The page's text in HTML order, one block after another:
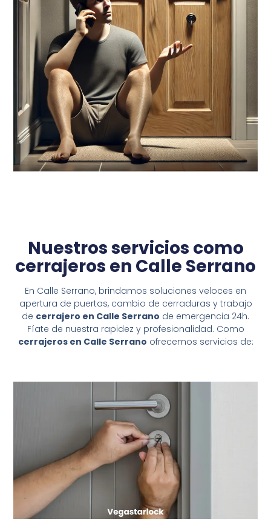
Nuestros servicios como
cerrajeros en Calle Serrano
En Calle Serrano, brindamos soluciones veloces en
apertura de puertas, cambio de cerraduras y trabajo
de cerrajero en Calle Serrano de emergencia 24h.
Fíate de nuestra rapidez y profesionalidad. Como
cerrajeros en Calle Serrano ofrecemos servicios de: